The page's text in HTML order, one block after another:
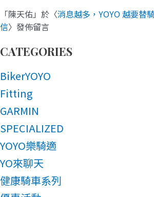
「陳天佑」於〈消息越多，YOYO 越要替
信〉發佈留言
CATEGORIES
BikerYOYO
Fitting
GARMIN
SPECIALIZED
YOYO樂騎適
YO來聊天
健康騎車系列